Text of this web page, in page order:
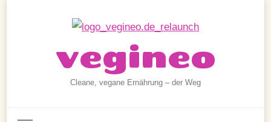
vegineo
Cleane, vegane Ernährung – der Weg